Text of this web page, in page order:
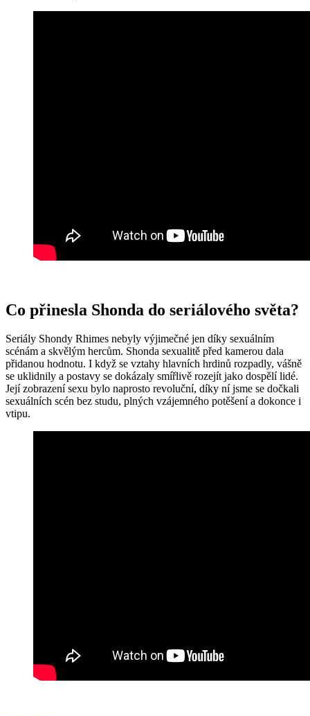
Co přinesla Shonda do seriálového světa?
Seriály Shondy Rhimes nebyly výjimečné jen díky sexuálním
scénám a skvělým hercům. Shonda sexualitě před kamerou dala
přidanou hodnotu. I když se vztahy hlavních hrdinů rozpadly, vášně
se uklidnily a postavy se dokázaly smířlivě rozejít jako dospělí lidé.
Její zobrazení sexu bylo naprosto revoluční, díky ní jsme se dočkali
sexuálních scén bez studu, plných vzájemného potěšení a dokonce i
vtipu.